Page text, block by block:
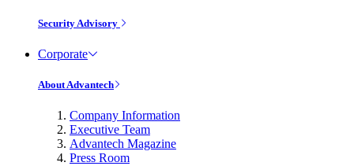
Security Advisory
Corporate
About Advantech
Company Information
Executive Team
Advantech Magazine
Press Room